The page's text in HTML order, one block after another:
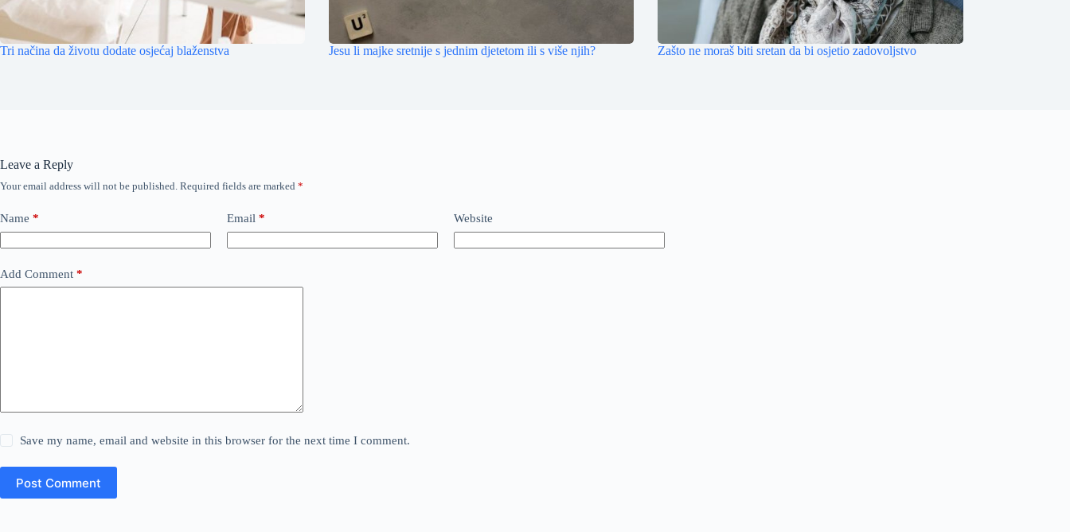
Tri načina da životu dodate osjećaj blaženstva Jesu li majke sretnije s jednim djetetom ili s više njih? Zašto ne moraš biti sretan da bi osjetio zadovoljstvo
Leave a Reply
Your email address will not be published. Required fields are marked *
Name * Email * Website
Add Comment *
Save my name, email and website in this browser for the next time I comment.
Post Comment